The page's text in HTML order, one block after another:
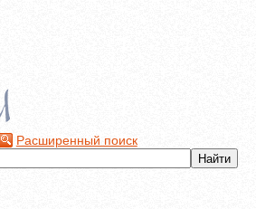
Расширенный поиск